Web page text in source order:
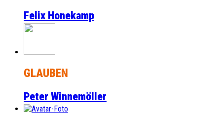
Felix Honekamp
GLAUBEN
Peter Winnemöller